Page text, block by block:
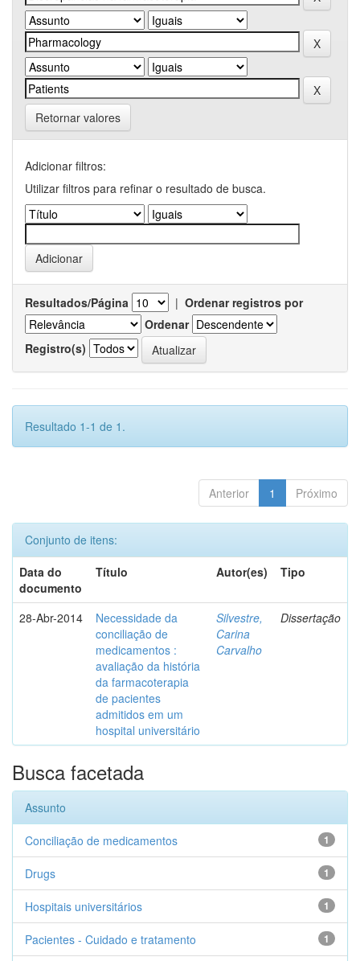
Retornar valores
Adicionar filtros:
Utilizar filtros para refinar o resultado de busca.
Resultados/Página | Ordenar registros por
Ordenar
Registro(s)
Resultado 1-1 de 1.
Anterior 1 Próximo
Conjunto de itens:
Data do
documento
Título Autor(es) Tipo
28-Abr-2014
Necessidade da
conciliação de
medicamentos :
avaliação da história
da farmacoterapia
de pacientes
admitidos em um
hospital universitário
Silvestre,
Carina
Carvalho
Dissertação
Busca facetada
Assunto
1
Conciliação de medicamentos
1
Drugs
1
Hospitais universitários
1
Pacientes - Cuidado e tratamento